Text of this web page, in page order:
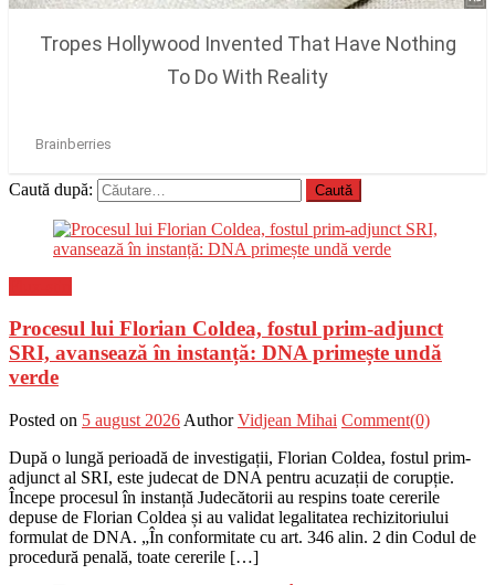
Caută după:
Procesul lui Florian Coldea, fostul prim-adjunct
SRI, avansează în instanță: DNA primește undă
verde
Posted on 5 august 2026 Author Vidjean Mihai Comment(0)
După o lungă perioadă de investigații, Florian Coldea, fostul prim-
adjunct al SRI, este judecat de DNA pentru acuzații de corupție.
Începe procesul în instanță Judecătorii au respins toate cererile
depuse de Florian Coldea și au validat legalitatea rechizitoriului
formulat de DNA. „În conformitate cu art. 346 alin. 2 din Codul de
procedură penală, toate cererile […]